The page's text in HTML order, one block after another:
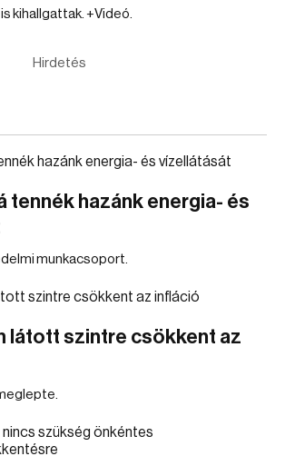
kihallgattak. +Videó.
Hirdetés
tennék hazánk energia- és
munkacsoport.
látott szintre csökkent az